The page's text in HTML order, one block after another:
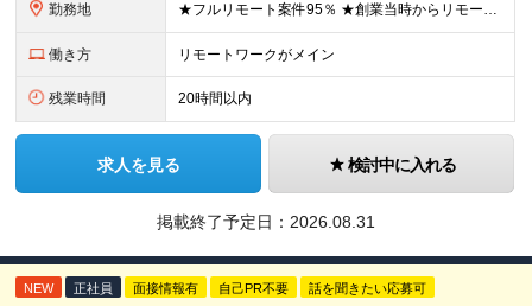
勤務地 ★フルリモート案件95％ ★創業当時からリモートワークに注力 勤務は自宅または中目黒オフィスが中心となります。 案件の約9割は受託開発ですが、 一部案件では首都圏のクライアント先で勤務いただく場合が
働き方 リモートワークがメイン
残業時間 20時間以内
求人を見る 検討中に入れる
掲載終了予定日： 2026.08.31
NEW 正社員 面接情報有 自己PR不要 話を聞きたい応募可